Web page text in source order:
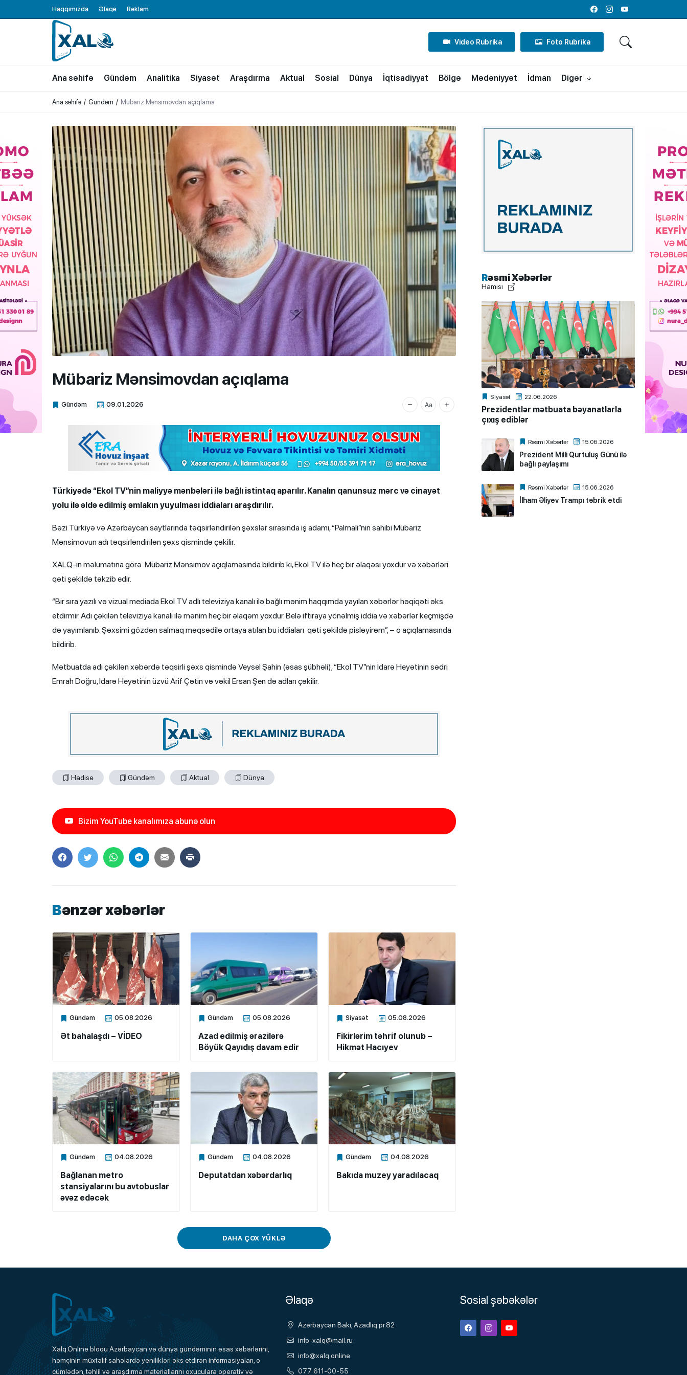
Haqqımızda Əlaqə Reklam
FacebookInstagramYoutube
XALQ.ONLINE
ONLAYN PLATFORMA
Video Rubrika Foto Rubrika
Ana səhifə Gündəm Analitika Siyasət Araşdırma Aktual Sosial Dünya İqtisadiyyat Bölgə Mədəniyyət İdman Digər
Ana səhifə Gündəm Mübariz Mənsimovdan açıqlama
Mübariz Mənsimovdan açıqlama
Gündəm 09.01.2026
Xalq.Online
Türkiyədə “Ekol TV”nin maliyyə mənbələri ilə bağlı istintaq aparılır. Kanalın qanunsuz mərc və cinayət
yolu ilə əldə edilmiş əmlakın yuyulması iddiaları araşdırılır.
Bəzi Türkiyə və Azərbaycan saytlarında təqsirləndirilən şəxslər sırasında iş adamı, “Palmali”nin sahibi Mübariz
Mənsimovun adı təqsirləndirilən şəxs qismində çəkilir.
XALQ-ın məlumatına görə Mübariz Mənsimov açıqlamasında bildirib ki, Ekol TV ilə heç bir əlaqəsi yoxdur və xəbərləri
qəti şəkildə təkzib edir.
“Bir sıra yazılı və vizual mediada Ekol TV adlı televiziya kanalı ilə bağlı mənim haqqımda yayılan xəbərlər həqiqəti əks
etdirmir. Adı çəkilən televiziya kanalı ilə mənim heç bir əlaqəm yoxdur. Belə iftiraya yönəlmiş iddia və xəbərlər keçmişdə
də yayımlanıb. Şəxsimi gözdən salmaq məqsədilə ortaya atılan bu iddiaları qəti şəkildə pisləyirəm”, – o açıqlamasında
bildirib.
Mətbuatda adı çəkilən xəbərdə təqsirli şəxs qismində Veysel Şahin (əsas şübhəli), “Ekol TV”nin İdarə Heyətinin sədri
Emrah Doğru, İdarə Heyətinin üzvü Arif Çətin və vəkil Ersan Şen də adları çəkilir.
Hadise Gündəm Aktual Dünya
Bizim YouTube kanalımıza abunə olun
Bənzər xəbərlər
Gündəm 05.08.2026
Xalq.Online
Ət bahalaşdı – VİDEO
Gündəm 05.08.2026
Xalq.Online
Azad edilmiş ərazilərə
Böyük Qayıdış davam edir
Siyasət 05.08.2026
Xalq.Online
Fikirlərim təhrif olunub –
Hikmət Hacıyev
Gündəm 04.08.2026
Xalq.Online
Bağlanan metro
stansiyalarını bu avtobuslar
əvəz edəcək
Gündəm 04.08.2026
Xalq.Online
Deputatdan xəbərdarlıq
Gündəm 04.08.2026
Xalq.Online
Bakıda muzey yaradılacaq
DAHA ÇOX YÜKLƏ
Rəsmi Xəbərlər
Hamısı
Siyasət 22.06.2026
Prezidentlər mətbuata bəyanatlarla
çıxış ediblər
Rəsmi Xəbərlər 15.06.2026
Prezident Milli Qurtuluş Günü ilə
bağlı paylaşımı
Rəsmi Xəbərlər 15.06.2026
İlham Əliyev Trampı təbrik etdi
Xalq.Online
Xalq.Online bloqu Azərbaycan və dünya gündəminin əsas xəbərlərini,
həmçinin müxtəlif sahələrdə yenilikləri əks etdirən informasiyaları, o
cümlədən, təhlil və araşdırma materiallarını oxuculara operativ və
Əlaqə
Azərbaycan Bakı, Azadlıq pr.82
info-xalq@mail.ru
info@xalq.online
077 611-00-55
Sosial şəbəkələr
FacebookInstagramYoutube